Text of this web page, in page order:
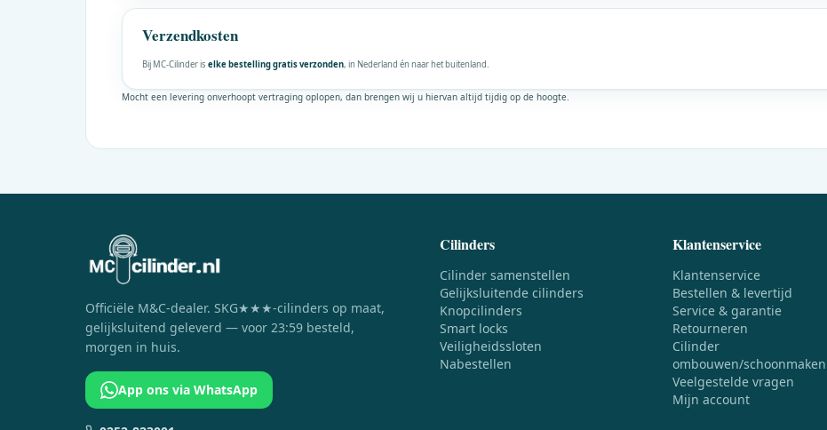
Verzendkosten
Bij MC-Cilinder is elke bestelling gratis verzonden, in Nederland én naar het buitenland.
Mocht een levering onverhoopt vertraging oplopen, dan brengen wij u hiervan altijd tijdig op de hoogte.
Officiële M&C-dealer. SKG★★★-cilinders op maat,
gelijksluitend geleverd — voor 23:59 besteld,
morgen in huis.
App ons via WhatsApp
Cilinders
Cilinder samenstellen
Gelijksluitende cilinders
Knopcilinders
Smart locks
Veiligheidssloten
Nabestellen
Klantenservice
Klantenservice
Bestellen & levertijd
Service & garantie
Retourneren
Cilinder
ombouwen/schoonmaken
Veelgestelde vragen
Mijn account